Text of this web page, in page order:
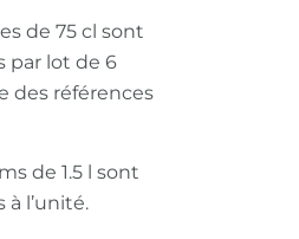
de 75 cl sont
par lot de 6
des références
de 1.5 l sont
à l’unité.